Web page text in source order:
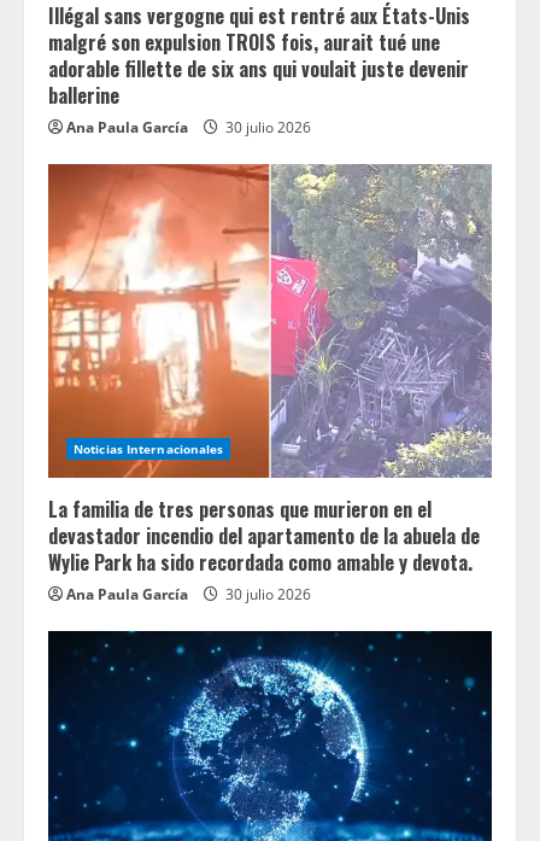
Illégal sans vergogne qui est rentré aux États-Unis
malgré son expulsion TROIS fois, aurait tué une
adorable fillette de six ans qui voulait juste devenir
ballerine
Ana Paula García 30 julio 2026
Noticias Internacionales
La familia de tres personas que murieron en el
devastador incendio del apartamento de la abuela de
Wylie Park ha sido recordada como amable y devota.
Ana Paula García 30 julio 2026